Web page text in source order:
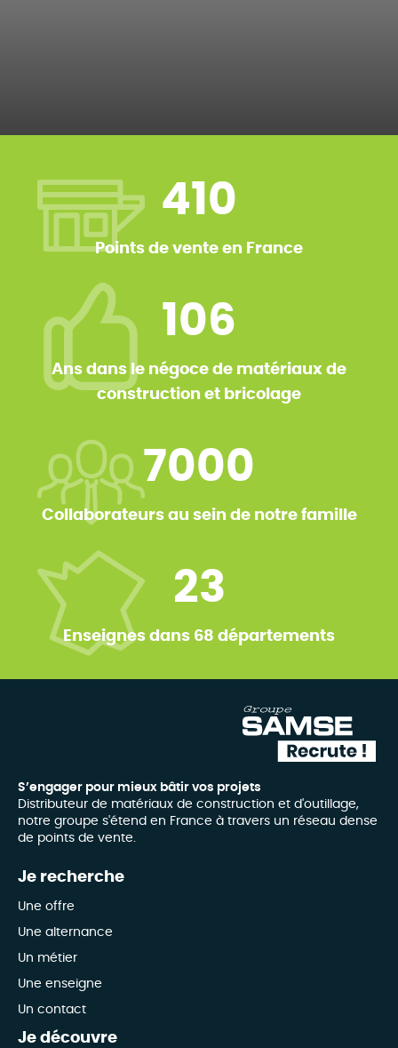
410
Points de vente en France
106
Ans dans le négoce de matériaux de
construction et bricolage
7000
Collaborateurs au sein de notre famille
23
Enseignes dans 68 départements
S’engager pour mieux bâtir vos projets
Distributeur de matériaux de construction et d'outillage,
notre groupe s'étend en France à travers un réseau dense
de points de vente.
Je recherche
Une offre
Une alternance
Un métier
Une enseigne
Un contact
Je découvre